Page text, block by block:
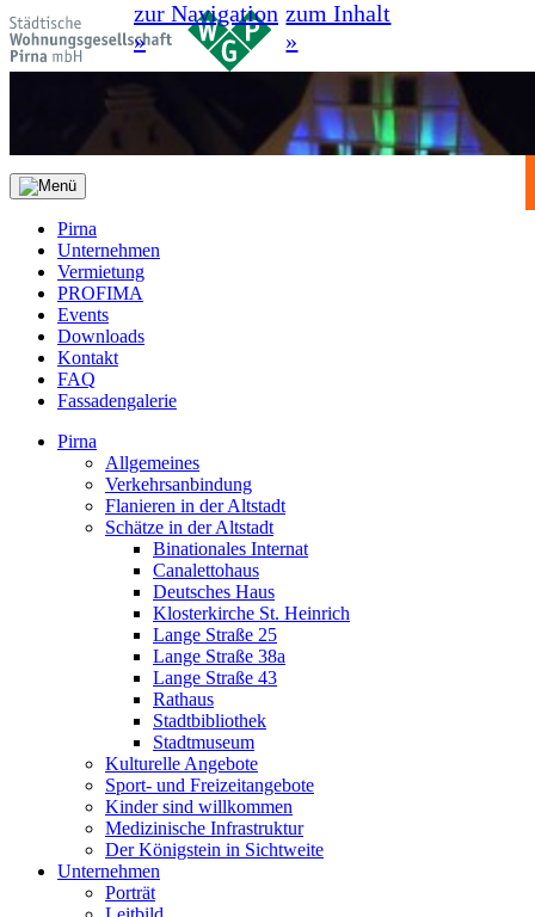
zur Navigation
»
zum Inhalt
»
Pirna
Unternehmen
Vermietung
PROFIMA
Events
Downloads
Kontakt
FAQ
Fassadengalerie
Pirna
Allgemeines
Verkehrsanbindung
Flanieren in der Altstadt
Schätze in der Altstadt
Binationales Internat
Canalettohaus
Deutsches Haus
Klosterkirche St. Heinrich
Lange Straße 25
Lange Straße 38a
Lange Straße 43
Rathaus
Stadtbibliothek
Stadtmuseum
Kulturelle Angebote
Sport- und Freizeitangebote
Kinder sind willkommen
Medizinische Infrastruktur
Der Königstein in Sichtweite
Unternehmen
Porträt